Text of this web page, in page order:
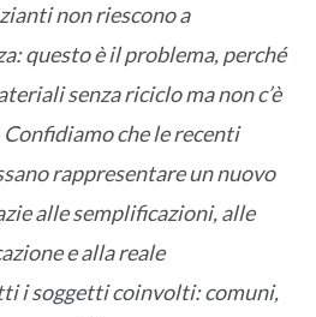
non riescono a
questo è il problema, perché
senza riciclo ma non c’è
che le recenti
rappresentare un nuovo
alle semplificazioni, alle
e alla reale
i soggetti coinvolti: comuni,